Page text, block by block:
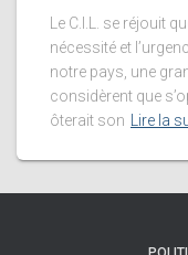
Le C.I.L. se réjouit
nécessité et
notre pays, une
considèrent que
ôterait son
Lire la